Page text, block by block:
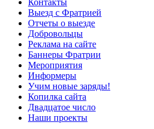
Выезд с Фратрией
Отчеты о выезде
Добровольцы
Реклама на сайте
Баннеры Фратрии
Мероприятия
Информеры
Учим новые заряды!
Копилка сайта
Двадцатое число
Наши проекты